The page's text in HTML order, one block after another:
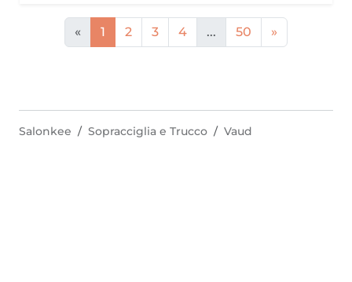
« 1 2 3 4 ... 50 »
Salonkee Sopracciglia e Trucco Vaud